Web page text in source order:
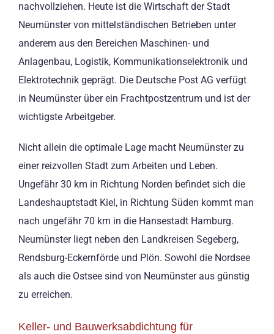
nachvollziehen. Heute ist die Wirtschaft der Stadt
Neumünster von mittelständischen Betrieben unter
anderem aus den Bereichen Maschinen- und
Anlagenbau, Logistik, Kommunikationselektronik und
Elektrotechnik geprägt. Die Deutsche Post AG verfügt
in Neumünster über ein Frachtpostzentrum und ist der
wichtigste Arbeitgeber.
Nicht allein die optimale Lage macht Neumünster zu
einer reizvollen Stadt zum Arbeiten und Leben.
Ungefähr 30 km in Richtung Norden befindet sich die
Landeshauptstadt Kiel, in Richtung Süden kommt man
nach ungefähr 70 km in die Hansestadt Hamburg.
Neumünster liegt neben den Landkreisen Segeberg,
Rendsburg-Eckernförde und Plön. Sowohl die Nordsee
als auch die Ostsee sind von Neumünster aus günstig
zu erreichen.
Keller- und Bauwerksabdichtung für